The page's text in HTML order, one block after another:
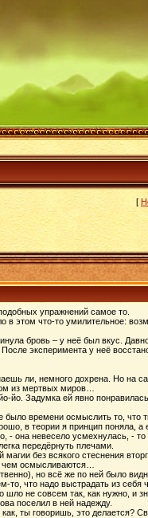
[
упражнений самое то.
этом что-то умилительное:
бровь – у неё был вкус.
эксперимента у неё
ли, немного дохрена. Но на
из мертвых миров…
Задумка ей явно
было времени осмыслить то,
в теории я принцип поняла, а
она невесело усмехнулась, -
передёрнуть плечами.
без всякого стеснения
осмысливаются…
но всё же по ней было
что надо выстрадать из
не совсем так, как нужно, и
поселил в ней надежду.
ты говоришь, это делается?